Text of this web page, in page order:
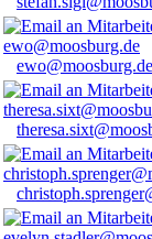
ewo@moosburg.de